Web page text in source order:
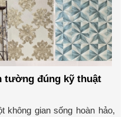
tường đúng kỹ thuật
gian sống hoàn hảo,